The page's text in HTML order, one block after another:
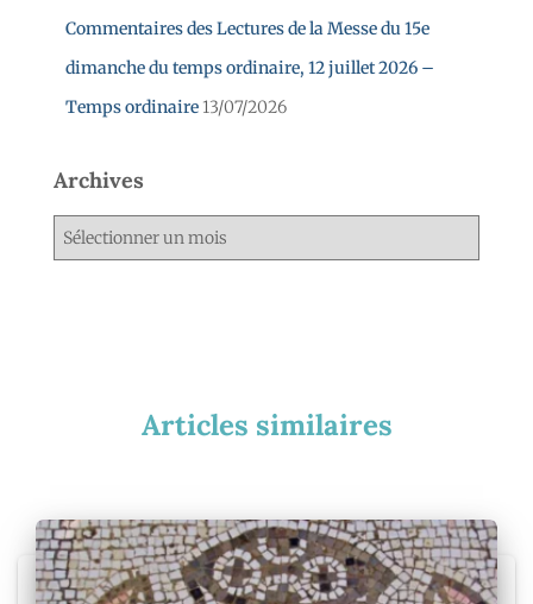
Commentaires des Lectures de la Messe du 15e
dimanche du temps ordinaire, 12 juillet 2026 –
Temps ordinaire 13/07/2026
Archives
Articles similaires